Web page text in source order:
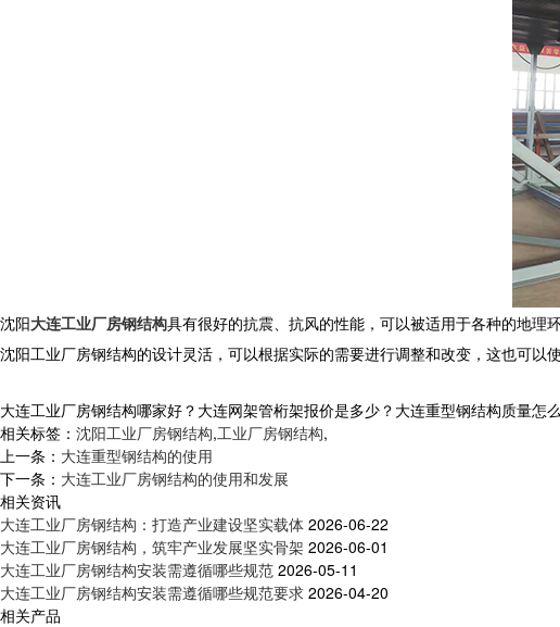
沈阳大连工业厂房钢结构具有很好的抗震、抗风的性能，可以被适用于各种的地理
沈阳工业厂房钢结构的设计灵活，可以根据实际的需要进行调整和改变，这也可
大连工业厂房钢结构哪家好？大连网架管桁架报价是多少？大连重型钢结构质量
相关标签： 沈阳工业厂房钢结构,工业厂房钢结构,
上一条： 大连重型钢结构的使用
下一条： 大连工业厂房钢结构的使用和发展
相关资讯
大连工业厂房钢结构：打造产业建设坚实载体 2026-06-22
大连工业厂房钢结构，筑牢产业发展坚实骨架 2026-06-01
大连工业厂房钢结构安装需遵循哪些规范 2026-05-11
大连工业厂房钢结构安装需遵循哪些规范要求 2026-04-20
相关产品